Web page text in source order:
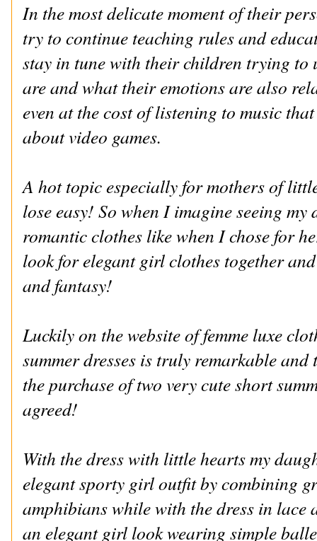
In the most delicate moment of their
try to continue teaching rules and
stay in tune with their children trying to
are and what their emotions are also
even at the cost of listening to music
about video games.
A hot topic especially for mothers of
lose easy! So when I imagine seeing
romantic clothes like when I chose for
look for elegant girl clothes together
and fantasy!
Luckily on the website of femme luxe
summer dresses is truly remarkable
the purchase of two very cute short
agreed!
With the dress with little hearts my
elegant sporty girl outfit by combining
amphibians while with the dress in lace
an elegant girl look wearing simple